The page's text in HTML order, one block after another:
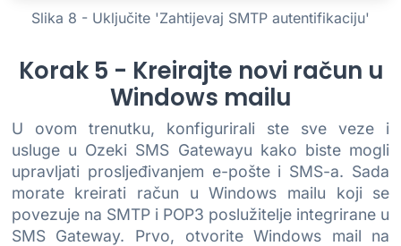
Slika 8 - Uključite 'Zahtijevaj SMTP autentifikaciju'
Korak 5 - Kreirajte novi račun u
Windows mailu
U ovom trenutku, konfigurirali ste sve veze i
usluge u Ozeki SMS Gatewayu kako biste mogli
upravljati prosljeđivanjem e-pošte i SMS-a. Sada
morate kreirati račun u Windows mailu koji se
povezuje na SMTP i POP3 poslužitelje integrirane u
SMS Gateway. Prvo, otvorite Windows mail na